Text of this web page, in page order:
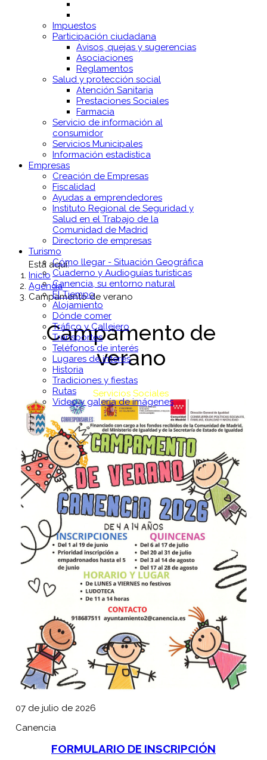
Impuestos
Participación ciudadana
Avisos, quejas y sugerencias
Asociaciones
Reglamentos
Salud y protección social
Atención Sanitaria
Prestaciones Sociales
Farmacia
Servicio de información al
consumidor
Servicios Municipales
Información estadística
Empresas
Creación de Empresas
Fiscalidad
Ayudas a emprendedores
Instituto Regional de Seguridad y
Salud en el Trabajo de la
Comunidad de Madrid
Directorio de empresas
Turismo
Cómo llegar - Situación Geográfica
Cuaderno y Audioguías turísticas
Canencia, su entorno natural
El Tiempo
Alojamiento
Dónde comer
Tráfico y Callejero
Transportes
Teléfonos de interés
Lugares de interés
Historia
Tradiciones y fiestas
Rutas
Vídeo y galería de imágenes
Está aquí:
Inicio
Agenda
Campamento de verano
Campamento de
verano
Servicios Sociales
07 de julio de 2026
Canencia
FORMULARIO DE INSCRIPCIÓN